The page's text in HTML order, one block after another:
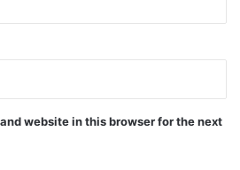
website in this browser for the next